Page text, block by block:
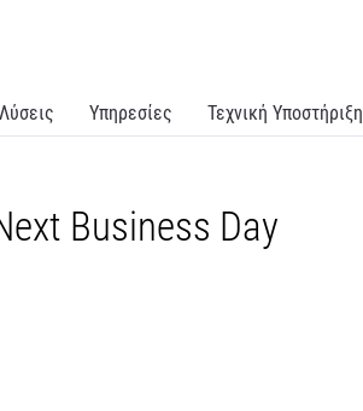
Λύσεις Υπηρεσίες Τεχνική Υποστήριξη
Business Day